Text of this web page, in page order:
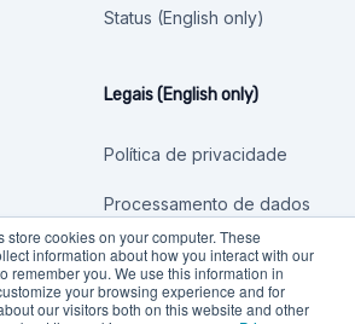
store cookies on your computer. These
information about how you interact with our
remember you. We use this information in
your browsing experience and for
our visitors both on this website and other
Status (English only)
Legais (English only)
Política de privacidade
Processamento de dados
Outras políticas